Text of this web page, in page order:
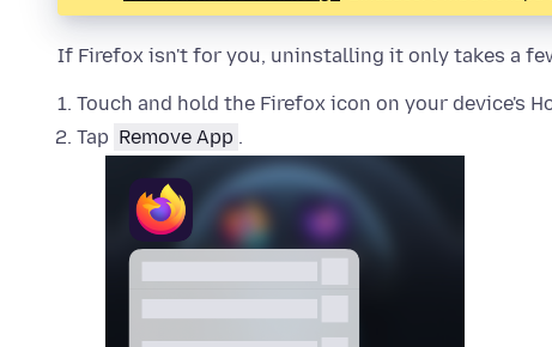
If Firefox isn't for you, uninstalling it only takes a
Touch and hold the Firefox icon on your device's
Tap Remove App .